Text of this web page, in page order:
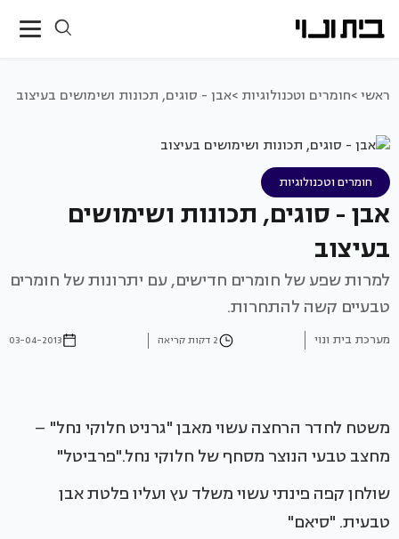
ראשי >חומרים וטכנולוגיות >אבן - סוגים, תכונות ושימושים בעיצוב
חומרים וטכנולוגיות
אבן - סוגים, תכונות ושימושים
בעיצוב
למרות שפע של חומרים חדישים, עם יתרונות של חומרים
טבעיים קשה להתחרות.
מערכת בית ונוי 2 דקות קריאה 03-04-2013
משטח לחדר הרחצה עשוי מאבן "גרניט חלוקי נחל" –
מחצב טבעי הנוצר מסחף של חלוקי נחל."פרביטל"
שולחן קפה פינתי עשוי משלד עץ ועליו פלטת אבן
טבעית. "סיאם"